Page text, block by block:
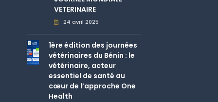
VETERINAIRE
24 avril 2025
1ère édition des journées
vétérinaires du Bénin : le
vétérinaire, acteur
essentiel de santé au
cœur de l’approche One
Health